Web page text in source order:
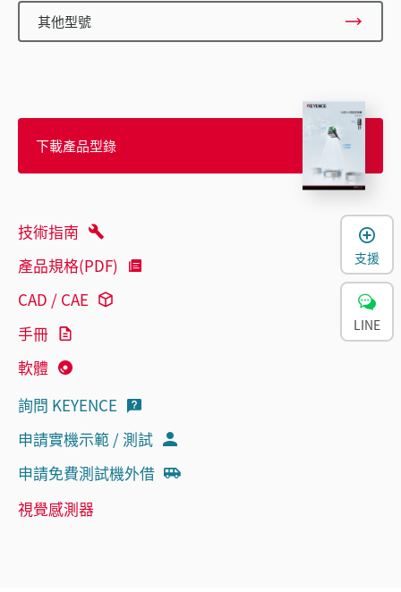
其他型號
下載產品型錄
技術指南
產品規格(PDF)
CAD / CAE
手冊
軟體
詢問 KEYENCE
申請實機示範 / 測試
申請免費測試機外借
視覺感測器
支援
LINE